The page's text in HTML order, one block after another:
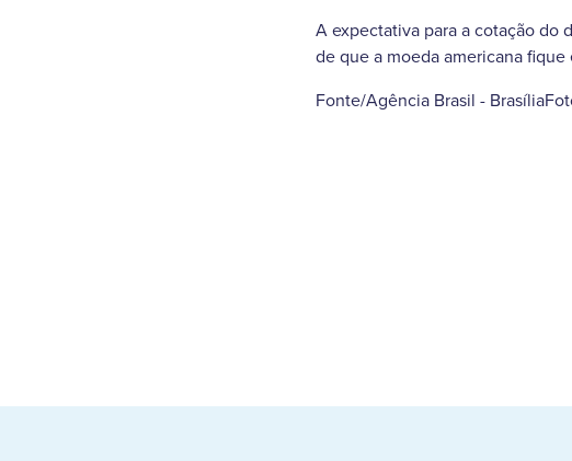
A expectativa para a cotação do
de que a moeda americana fique
Fonte/Agência Brasil -